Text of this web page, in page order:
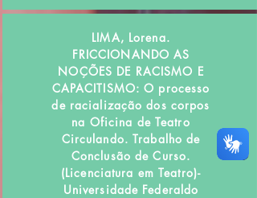
LIMA, Lorena.
FRICCIONANDO AS
NOÇÕES DE RACISMO E
CAPACITISMO: O processo
de racialização dos corpos
na Oficina de Teatro
Circulando. Trabalho de
Conclusão de Curso.
(Licenciatura em Teatro)-
Universidade Federaldo